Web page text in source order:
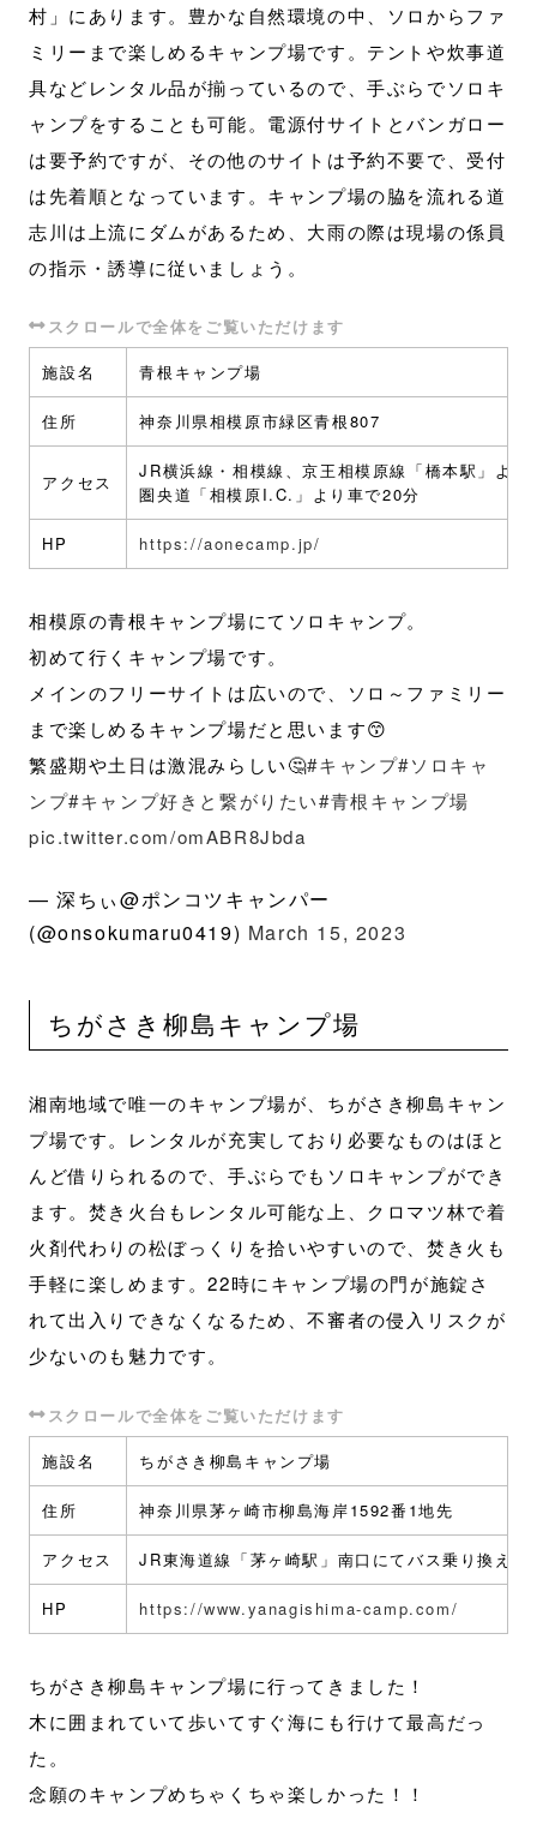
村」にあります。豊かな自然環境の中、ソロからファ
ミリーまで楽しめるキャンプ場です。テントや炊事道
具などレンタル品が揃っているので、手ぶらでソロキ
ャンプをすることも可能。電源付サイトとバンガロー
は要予約ですが、その他のサイトは予約不要で、受付
は先着順となっています。キャンプ場の脇を流れる道
志川は上流にダムがあるため、大雨の際は現場の係員
の指示・誘導に従いましょう。
施設名 青根キャンプ場
住所 神奈川県相模原市緑区青根807
アクセス
JR横浜線・相模線、京王相模原線「橋本駅」よ
圏央道「相模原I.C.」より車で20分
HP https://aonecamp.jp/
相模原の青根キャンプ場にてソロキャンプ。
初めて行くキャンプ場です。
メインのフリーサイトは広いので、ソロ～ファミリー
まで楽しめるキャンプ場だと思います😙
繁盛期や土日は激混みらしい🤔#キャンプ#ソロキャ
ンプ#キャンプ好きと繋がりたい#青根キャンプ場
pic.twitter.com/omABR8Jbda
— 深ちぃ@ポンコツキャンパー
(@onsokumaru0419) March 15, 2023
ちがさき柳島キャンプ場
湘南地域で唯一のキャンプ場が、ちがさき柳島キャン
プ場です。レンタルが充実しており必要なものはほと
んど借りられるので、手ぶらでもソロキャンプができ
ます。焚き火台もレンタル可能な上、クロマツ林で着
火剤代わりの松ぼっくりを拾いやすいので、焚き火も
手軽に楽しめます。22時にキャンプ場の門が施錠さ
れて出入りできなくなるため、不審者の侵入リスクが
少ないのも魅力です。
施設名 ちがさき柳島キャンプ場
住所 神奈川県茅ヶ崎市柳島海岸1592番1地先
アクセス JR東海道線「茅ヶ崎駅」南口にてバス乗り換え
HP https://www.yanagishima-camp.com/
ちがさき柳島キャンプ場に行ってきました！
木に囲まれていて歩いてすぐ海にも行けて最高だっ
た。
念願のキャンプめちゃくちゃ楽しかった！！